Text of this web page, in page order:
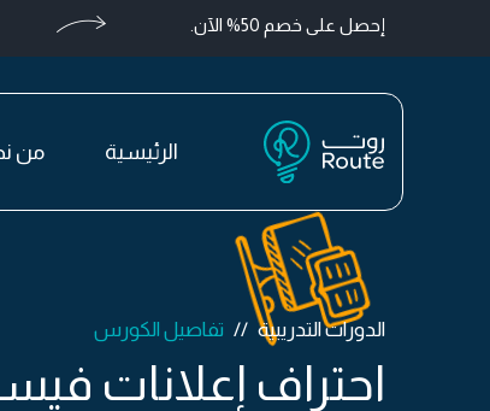
إحصل على خصم 50% الآن.
الرئيسية من
الدورات التدريبية تفاصيل الكورس
احتراف إعلانات